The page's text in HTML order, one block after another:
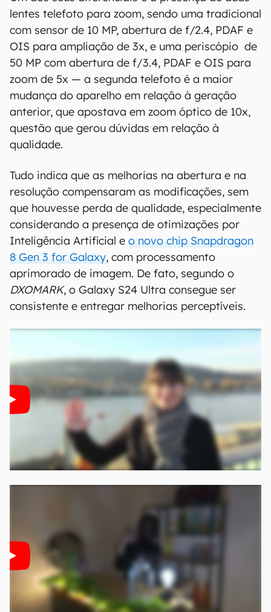
lentes telefoto para zoom, sendo uma tradicional
com sensor de 10 MP, abertura de f/2.4, PDAF e
OIS para ampliação de 3x, e uma periscópio de
50 MP com abertura de f/3.4, PDAF e OIS para
zoom de 5x — a segunda telefoto é a maior
mudança do aparelho em relação à geração
anterior, que apostava em zoom óptico de 10x,
questão que gerou dúvidas em relação à
qualidade.
Tudo indica que as melhorias na abertura e na
resolução compensaram as modificações, sem
que houvesse perda de qualidade, especialmente
considerando a presença de otimizações por
Inteligência Artificial e o novo chip Snapdragon
8 Gen 3 for Galaxy, com processamento
aprimorado de imagem. De fato, segundo o
DXOMARK, o Galaxy S24 Ultra consegue ser
consistente e entregar melhorias perceptíveis.